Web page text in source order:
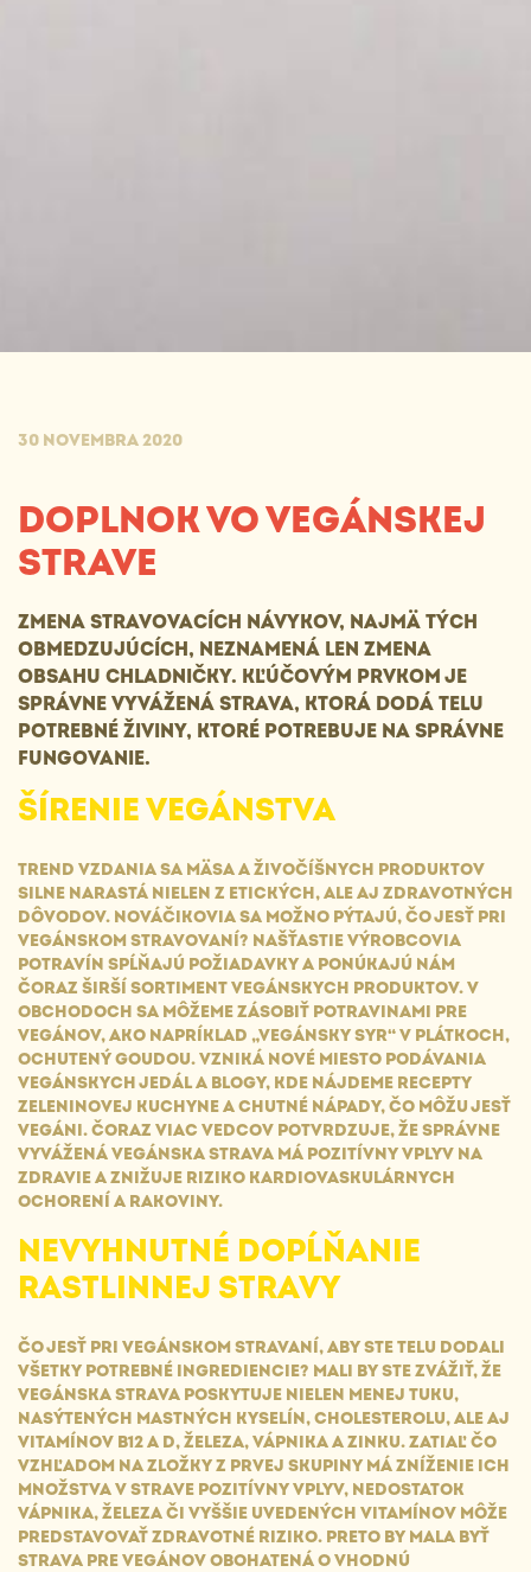
30 NOVEMBRA 2020
DOPLNOK VO VEGÁNSKEJ
STRAVE
ZMENA STRAVOVACÍCH NÁVYKOV, NAJMÄ TÝCH
OBMEDZUJÚCÍCH, NEZNAMENÁ LEN ZMENA
OBSAHU CHLADNIČKY. KĽÚČOVÝM PRVKOM JE
SPRÁVNE VYVÁŽENÁ STRAVA, KTORÁ DODÁ TELU
POTREBNÉ ŽIVINY, KTORÉ POTREBUJE NA SPRÁVNE
FUNGOVANIE.
ŠÍRENIE VEGÁNSTVA
TREND VZDANIA SA MÄSA A ŽIVOČÍŠNYCH PRODUKTOV
SILNE NARASTÁ NIELEN Z ETICKÝCH, ALE AJ ZDRAVOTNÝCH
DÔVODOV. NOVÁČIKOVIA SA MOŽNO PÝTAJÚ, ČO JESŤ PRI
VEGÁNSKOM STRAVOVANÍ? NAŠŤASTIE VÝROBCOVIA
POTRAVÍN SPĹŇAJÚ POŽIADAVKY A PONÚKAJÚ NÁM
ČORAZ ŠIRŠÍ SORTIMENT VEGÁNSKYCH PRODUKTOV. V
OBCHODOCH SA MÔŽEME ZÁSOBIŤ POTRAVINAMI PRE
VEGÁNOV, AKO NAPRÍKLAD „VEGÁNSKY SYR“ V PLÁTKOCH,
OCHUTENÝ GOUDOU. VZNIKÁ NOVÉ MIESTO PODÁVANIA
VEGÁNSKYCH JEDÁL A BLOGY, KDE NÁJDEME RECEPTY
ZELENINOVEJ KUCHYNE A CHUTNÉ NÁPADY, ČO MÔŽU JESŤ
VEGÁNI. ČORAZ VIAC VEDCOV POTVRDZUJE, ŽE SPRÁVNE
VYVÁŽENÁ VEGÁNSKA STRAVA MÁ POZITÍVNY VPLYV NA
ZDRAVIE A ZNIŽUJE RIZIKO KARDIOVASKULÁRNYCH
OCHORENÍ A RAKOVINY.
NEVYHNUTNÉ DOPĹŇANIE
RASTLINNEJ STRAVY
ČO JESŤ PRI VEGÁNSKOM STRAVANÍ, ABY STE TELU DODALI
VŠETKY POTREBNÉ INGREDIENCIE? MALI BY STE ZVÁŽIŤ, ŽE
VEGÁNSKA STRAVA POSKYTUJE NIELEN MENEJ TUKU,
NASÝTENÝCH MASTNÝCH KYSELÍN, CHOLESTEROLU, ALE AJ
VITAMÍNOV B12 A D, ŽELEZA, VÁPNIKA A ZINKU. ZATIAĽ ČO
VZHĽADOM NA ZLOŽKY Z PRVEJ SKUPINY MÁ ZNÍŽENIE ICH
MNOŽSTVA V STRAVE POZITÍVNY VPLYV, NEDOSTATOK
VÁPNIKA, ŽELEZA ČI VYŠŠIE UVEDENÝCH VITAMÍNOV MÔŽE
PREDSTAVOVAŤ ZDRAVOTNÉ RIZIKO. PRETO BY MALA BYŤ
STRAVA PRE VEGÁNOV OBOHATENÁ O VHODNÚ